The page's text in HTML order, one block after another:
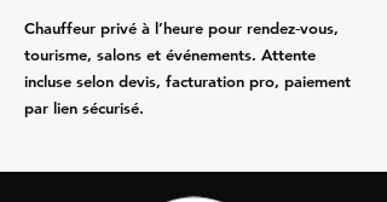
Chauffeur privé à l’heure pour rendez‑vous,
tourisme, salons et événements. Attente
incluse selon devis, facturation pro, paiement
par lien sécurisé.